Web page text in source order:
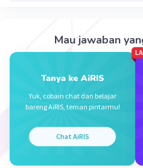
Iklan
Mau jawaban
Tanya ke AiRIS
Yuk, cobain chat dan belajar
bareng AiRIS, teman pintarmu!
Chat AiRIS